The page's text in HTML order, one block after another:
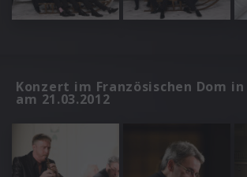
Konzert im Französischen Dom
am 21.03.2012